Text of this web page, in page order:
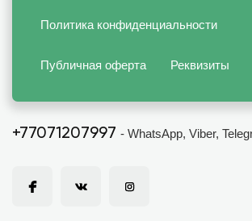
Политика конфиденциальности
Публичная оферта Реквизиты
+77071207997 - WhatsApp, Viber,